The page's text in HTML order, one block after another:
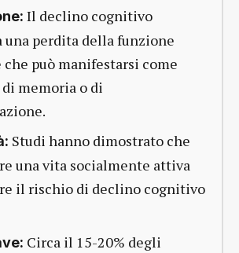
Il declino cognitivo
una perdita della funzione
che può manifestarsi come
memoria o di
Studi hanno dimostrato che
una vita socialmente attiva
il rischio di declino cognitivo
Circa il 15-20% degli